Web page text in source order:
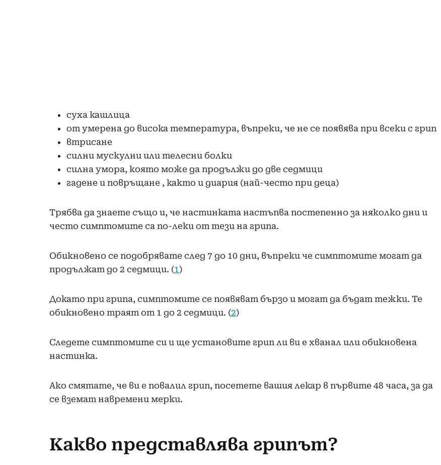
суха кашлица
от умерена до висока температура, въпреки, че не се появява при всеки с грип
втрисане
силни мускулни или телесни болки
силна умора, която може да продължи до две седмици
гадене и повръщане , както и диария (най-често при деца)
Трябва да знаете също и, че настинката настъпва постепенно за няколко дни и
често симптомите са по-леки от тези на грипа.
Обикновено се подобрявате след 7 до 10 дни, въпреки че симптомите могат да
продължат до 2 седмици. (1)
Докато при грипа, симптомите се появяват бързо и могат да бъдат тежки. Те
обикновено траят от 1 до 2 седмици. (2)
Следете симптомите си и ще установите грип ли ви е хванал или обикновена
настинка.
Ако смятате, че ви е повалил грип, посетете вашия лекар в първите 48 часа, за да
се вземат навремени мерки.
Какво представлява грипът?